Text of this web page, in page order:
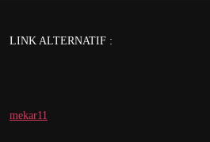
LINK ALTERNATIF :
mekar11